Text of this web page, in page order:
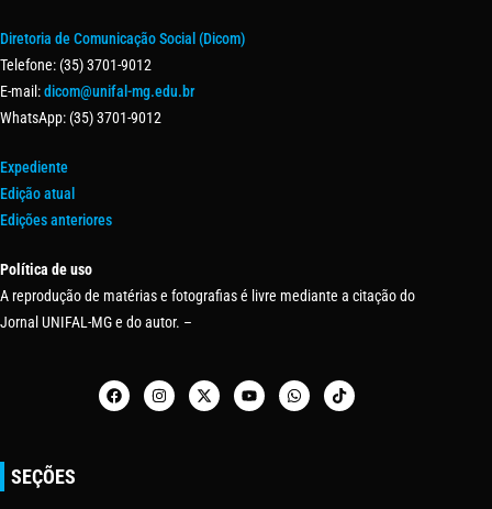
Diretoria de Comunicação Social (Dicom)
Telefone: (35) 3701-9012
E-mail:dicom@unifal-mg.edu.br
WhatsApp: (35) 3701-9012
Expediente
Edição atual
Edições anteriores
Política de uso
A reprodução de matérias e fotografias é livre mediante a citação do
Jornal UNIFAL-MG e do autor. –
SEÇÕES